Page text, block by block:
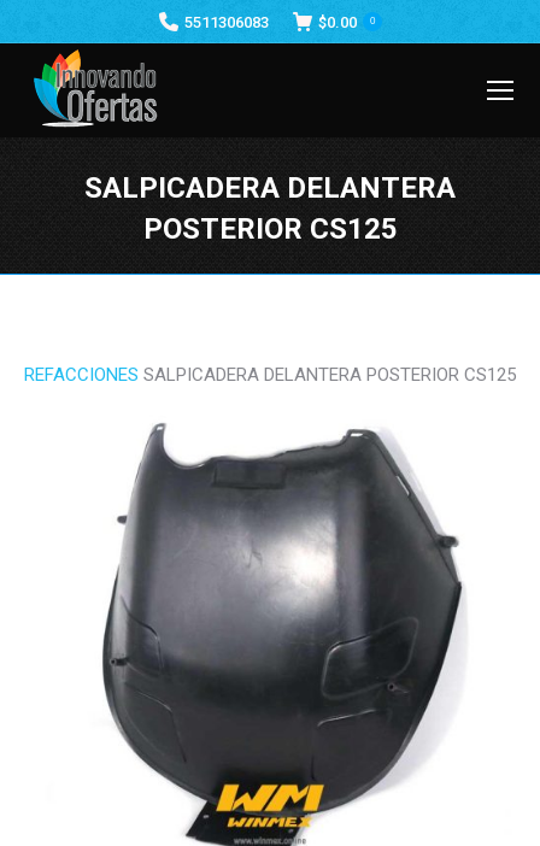
5511306083 $0.00 0
SALPICADERA DELANTERA
POSTERIOR CS125
REFACCIONES SALPICADERA DELANTERA POSTERIOR CS125